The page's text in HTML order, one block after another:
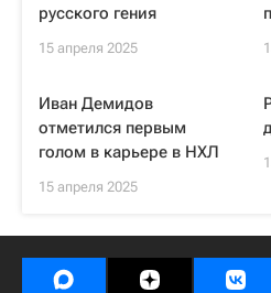
русского гения
15 апреля 2025
Иван Демидов
отметился первым
голом в карьере в НХЛ
15 апреля 2025